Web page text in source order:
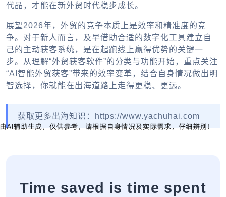
代品，才能在新外贸时代稳步成长。
展望2026年，外贸的竞争本质上是效率和精准度的竞
争。对于新人而言，及早借助合适的数字化工具建立自
己的主动获客系统，是在起跑线上赢得优势的关键一
步。从理解“外贸获客软件”的分类与功能开始，重点关注
“AI智能外贸获客”带来的效率变革，结合自身情况做出明
智选择，你就能在出海道路上走得更稳、更远。
获取更多出海知识：https://www.yachuhai.com
Time saved is time spent